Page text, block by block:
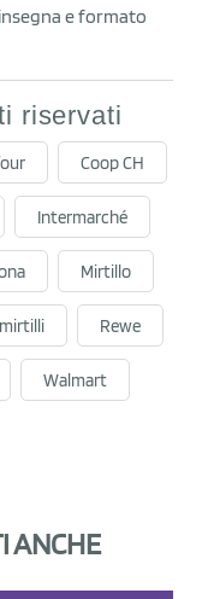
e formato
riservati
Coop CH
Intermarché
Mirtillo
Rewe
Walmart
ANCHE